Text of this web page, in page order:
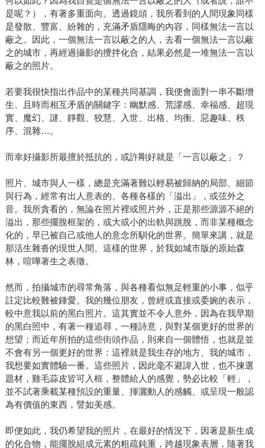
是呢？），有著多重面向。透過鏡頭，我所看到的人間現象同樣
是發散、豐富、紛雜的，充滿矛盾隱晦的內容，同樣無法一言以
蔽之。因此，一個無法一言以蔽之的人，去看一個無法一言以蔽
之的城市，再經過攝影的攪拌化合，結果必然是一堆無法一言以
蔽之的照片。
若要我很快指出作品中的某種共同基調，我便會面對一串不斷增
生、且時而相互矛盾的關鍵字：幽默感、荒謬感、幸福感、超現
實、魔幻、謎、靜觀、狡慧、入世、出格、均衡、惡趣味、秩
序、混雜…。
而幸好攝影所最擅於抵抗的，或許剛好就是「一言以蔽之」？
照片、城市與人一樣，總是充滿著難以輕易被歸納的局部、細節
與行為，經常有出人意表的、各種各樣的「溢出」，或弦外之
音。我所貪看的，無論在照片裡或照片外，正是那些源源不絕的
溢出，那些擺脫框架的，或大或小的出軌與跳脫，而非某種概念
化的，早已被自己或他人的意念所馴化的世界。簡單來講，就是
那活生雜沓的現世人間。這樣的世界，於我如城市版的原始森
林，喧嘩著生之表徵。
然而，拍攝城市的尋常角落，與各種看似無足輕重的小事，似乎
註定比較難被鍾愛。我的幾位朋友，曾經或直接或委婉的表示，
較中意我以前的黑白照片。這其實並不令人意外，因為在我早期
的黑白照中，有著一種追尋，一種詩意，與對某個更好的世界的
想望；而近年所拍的這些街頭作品，則來自一個體悟，也就是並
不會有另一個更好的世界：這裡就是我生存的地方、我的城市，
我想要如實體驗一番。這些照片，因此毫不避諱入世，也不揀選
題材，雞毛蒜皮皆可入框，整體給人的感覺，勢必比較「輕」，
並不試著乘載某種預設的重量、揮灑動人的感觸、或呈現一般認
為有價值的東西，譬如美感。
即便如此，我仍希望我的照片，在最好的情況下，因著是新生成
的化合物，能擺脫組成元素的粗疏鈍重，跨越現象表層，隨著我